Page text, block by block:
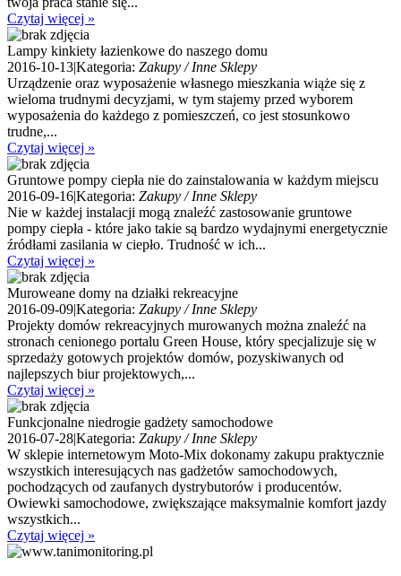
Czytaj więcej »
Lampy kinkiety łazienkowe do naszego domu
2016-10-13|Kategoria: Zakupy / Inne Sklepy
Urządzenie oraz wyposażenie własnego mieszkania wiąże się z
wieloma trudnymi decyzjami, w tym stajemy przed wyborem
wyposażenia do każdego z pomieszczeń, co jest stosunkowo
trudne,...
Czytaj więcej »
Gruntowe pompy ciepła nie do zainstalowania w każdym miejscu
2016-09-16|Kategoria: Zakupy / Inne Sklepy
Nie w każdej instalacji mogą znaleźć zastosowanie gruntowe
pompy ciepła - które jako takie są bardzo wydajnymi energetycznie
źródłami zasilania w ciepło. Trudność w ich...
Czytaj więcej »
Muroweane domy na działki rekreacyjne
2016-09-09|Kategoria: Zakupy / Inne Sklepy
Projekty domów rekreacyjnych murowanych można znaleźć na
stronach cenionego portalu Green House, który specjalizuje się w
sprzedaży gotowych projektów domów, pozyskiwanych od
najlepszych biur projektowych,...
Czytaj więcej »
Funkcjonalne niedrogie gadżety samochodowe
2016-07-28|Kategoria: Zakupy / Inne Sklepy
W sklepie internetowym Moto-Mix dokonamy zakupu praktycznie
wszystkich interesujących nas gadżetów samochodowych,
pochodzących od zaufanych dystrybutorów i producentów.
Owiewki samochodowe, zwiększające maksymalnie komfort jazdy
wszystkich...
Czytaj więcej »